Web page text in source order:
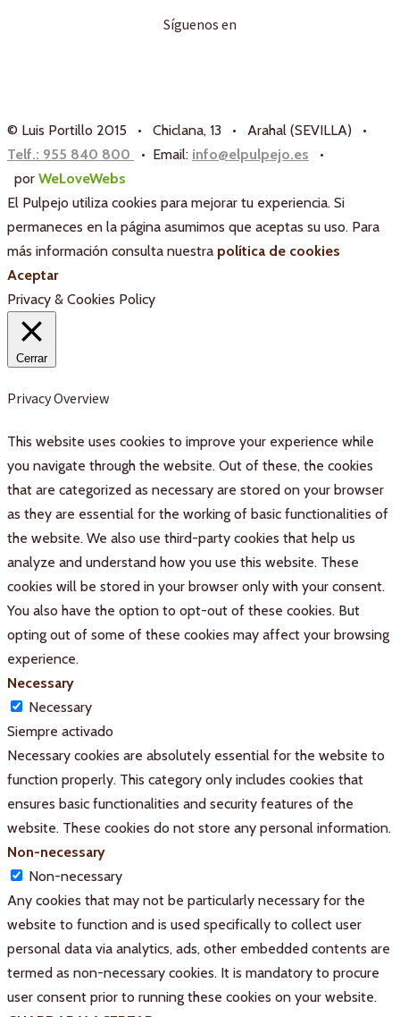
Síguenos en
© Luis Portillo 2015 • Chiclana, 13 • Arahal (SEVILLA) •
Telf.: 955 840 800
• Email: info@elpulpejo.es
•
por WeLoveWebs
El Pulpejo utiliza cookies para mejorar tu experiencia. Si
permaneces en la página asumimos que aceptas su uso. Para
más información consulta nuestra política de cookies
Aceptar
Privacy & Cookies Policy
Cerrar
Privacy Overview
This website uses cookies to improve your experience while
you navigate through the website. Out of these, the cookies
that are categorized as necessary are stored on your browser
as they are essential for the working of basic functionalities of
the website. We also use third-party cookies that help us
analyze and understand how you use this website. These
cookies will be stored in your browser only with your consent.
You also have the option to opt-out of these cookies. But
opting out of some of these cookies may affect your browsing
experience.
Necessary
Necessary
Siempre activado
Necessary cookies are absolutely essential for the website to
function properly. This category only includes cookies that
ensures basic functionalities and security features of the
website. These cookies do not store any personal information.
Non-necessary
Non-necessary
Any cookies that may not be particularly necessary for the
website to function and is used specifically to collect user
personal data via analytics, ads, other embedded contents are
termed as non-necessary cookies. It is mandatory to procure
user consent prior to running these cookies on your website.